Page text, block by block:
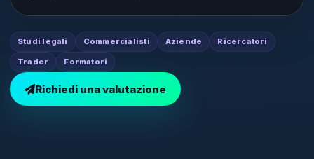
Studi legali Commercialisti Aziende Ricercatori
Trader Formatori
Richiedi una valutazione